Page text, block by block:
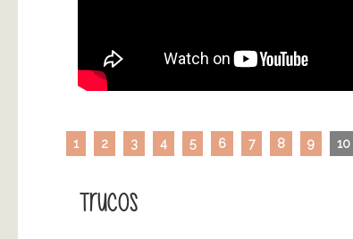
1 2 3 4 5 6 7 8 9 10
Trucos